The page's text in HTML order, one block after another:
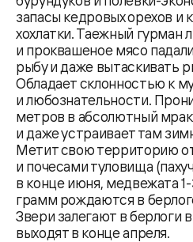
запасы кедровых орехов и
хохлатки. Таежный гурман
и проквашеное мясо
рыбу и даже вытаскивать
Обладает склонностью к
и любознательности.
метров в абсолютный
и даже устраивает там
Метит свою территорию
и почесами туловища
в конце июня, медвежата
грамм рождаются в
Звери залегают в берлоги
выходят в конце апреля.